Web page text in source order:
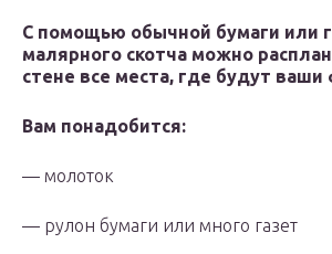
С помощью обычной бумаги или
малярного скотча можно
стене все места, где будут
Вам понадобится:
— молоток
— рулон бумаги или много газет